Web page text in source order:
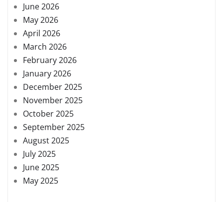
June 2026
May 2026
April 2026
March 2026
February 2026
January 2026
December 2025
November 2025
October 2025
September 2025
August 2025
July 2025
June 2025
May 2025